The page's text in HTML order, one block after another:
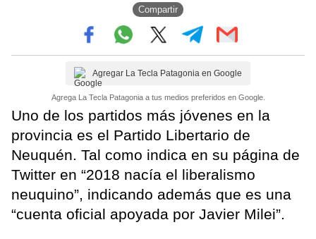
Compartir
Agregar La Tecla Patagonia en Google
Agrega La Tecla Patagonia a tus medios preferidos en Google.
Uno de los partidos más jóvenes en la
provincia es el Partido Libertario de
Neuquén. Tal como indica en su página de
Twitter en “2018 nacía el liberalismo
neuquino”, indicando además que es una
“cuenta oficial apoyada por Javier Milei”.